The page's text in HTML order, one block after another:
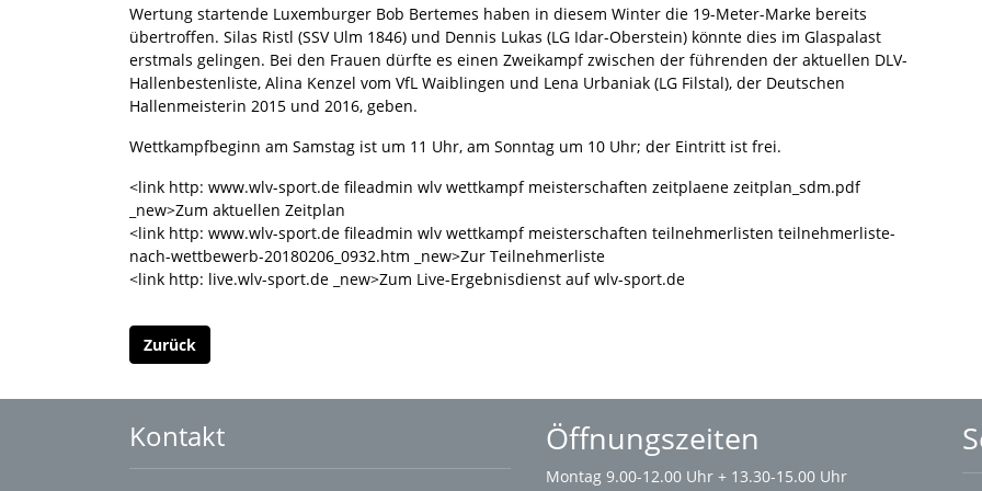
Wertung startende Luxemburger Bob Bertemes haben in diesem Winter die 19-Meter-Marke bereits
übertroffen. Silas Ristl (SSV Ulm 1846) und Dennis Lukas (LG Idar-Oberstein) könnte dies im Glaspalast
erstmals gelingen. Bei den Frauen dürfte es einen Zweikampf zwischen der führenden der aktuellen DLV-
Hallenbestenliste, Alina Kenzel vom VfL Waiblingen und Lena Urbaniak (LG Filstal), der Deutschen
Hallenmeisterin 2015 und 2016, geben.
Wettkampfbeginn am Samstag ist um 11 Uhr, am Sonntag um 10 Uhr; der Eintritt ist frei.
<link http: www.wlv-sport.de fileadmin wlv wettkampf meisterschaften zeitplaene zeitplan_sdm.pdf
_new>Zum aktuellen Zeitplan
<link http: www.wlv-sport.de fileadmin wlv wettkampf meisterschaften teilnehmerlisten teilnehmerliste-
nach-wettbewerb-20180206_0932.htm _new>Zur Teilnehmerliste
<link http: live.wlv-sport.de _new>Zum Live-Ergebnisdienst auf wlv-sport.de
Zurück
Kontakt Öffnungszeiten
Montag 9.00-12.00 Uhr + 13.30-15.00 Uhr